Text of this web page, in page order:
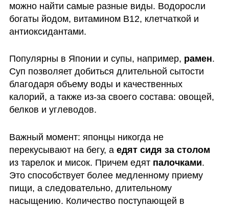
можно найти самые разные виды. Водоросли
богаты йодом, витамином В12, клетчаткой и
антиоксидантами.
Популярны в Японии и супы, например, рамен.
Суп позволяет добиться длительной сытости
благодаря объему воды и качественных
калорий, а также из-за своего состава: овощей,
белков и углеводов.
Важный момент: японцы никогда не
перекусывают на бегу, а едят сидя за столом
из тарелок и мисок. Причем едят палочками.
Это способствует более медленному приему
пищи, а следовательно, длительному
насыщению. Количество поступающей в